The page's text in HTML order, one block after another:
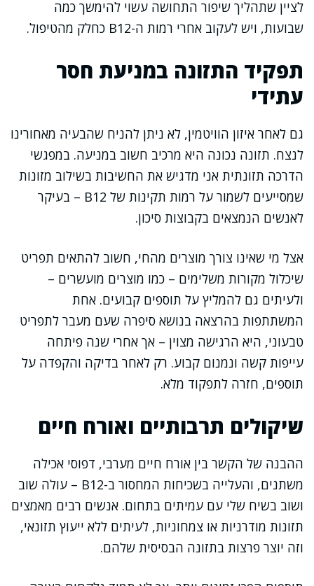
לציין שתהליך שיפור התחושה עשוי להימשך כמה
שבועות, ויש לעקוב אחרי רמות ה-B12 כחלק מהטיפול.
תפקיד התזונה במניעת חסר
עתידי
גם לאחר איזון הוויטמין, לא ניתן להניח שהבעיה מאחורינו
לנצח. תזונה נכונה היא מרכיב חשוב במניעה. במפגשי
הדרכה תזונתית אני מדגיש את החשיבות בשילוב מזונות
שמסייעים לשמור על רמות תקינות של B12 – בעיקר
לאנשים הנמצאים בקבוצות סיכון.
אצל מי שאינו צורך מוצרים מהחי, חשוב להתאים תפריט
שיכלול מקורות משלימים – כמו מוצרים מועשרים –
ולעיתים גם להמליץ על תוספים קבועים. אחת
המשתתפות בהרצאה בנושא סיפרה שעם מעבר לתפריט
טבעוני, היא הרגישה מצוין – אך אחרי שנה פיתחה
עייפות קשה ונמנום קבוע. רק לאחר בדיקה והקפדה על
תוספים, חזרה לתפקוד מלא.
שיקולים תרבותיים ואורח חיים
ההבנה של הקשר בין אורח חיים מערבי, דפוסי אכילה
משתנים, והעלייה בשכיחות המחסור ב-B12 – עולה שוב
ושוב בשיח שלי עם עמיתים בתחום. אנשים רבים מאמצים
תזונות מודרניות או צמחוניות, לעיתים ללא ייעוץ תזונאי,
וזה יוצר פרצות בתזונה הבסיסית שלהם.